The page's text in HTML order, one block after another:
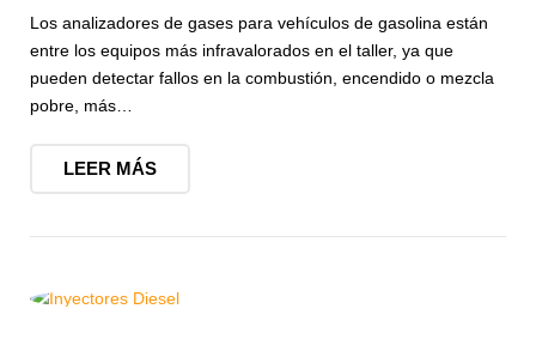
Los analizadores de gases para vehículos de gasolina están
entre los equipos más infravalorados en el taller, ya que
pueden detectar fallos en la combustión, encendido o mezcla
pobre, más…
LEER MÁS